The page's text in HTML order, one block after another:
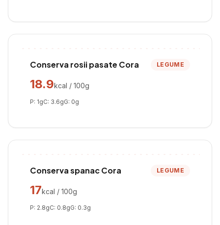
Conserva rosii pasate Cora LEGUME
18.9kcal / 100g
P: 1gC: 3.6gG: 0g
Conserva spanac Cora LEGUME
17kcal / 100g
P: 2.8gC: 0.8gG: 0.3g